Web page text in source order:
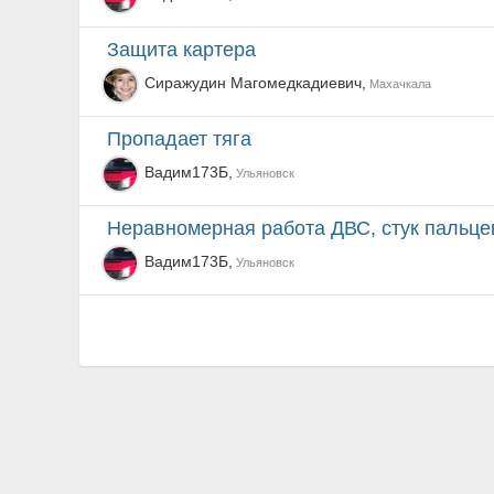
защита картера
Сиражудин Магомедкадиевич, Махачкала
Пропадает тяга
Вадим173Б, Ульяновск
Неравномерная работа ДВС, стук
Вадим173Б, Ульяновск